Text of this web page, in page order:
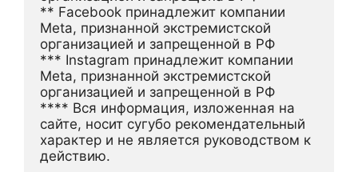
** Facebook принадлежит компании
Meta, признанной экстремистской
организацией и запрещенной в РФ
*** Instagram принадлежит компании
Meta, признанной экстремистской
организацией и запрещенной в РФ
**** Вся информация, изложенная на
сайте, носит сугубо рекомендательный
характер и не является руководством к
действию.